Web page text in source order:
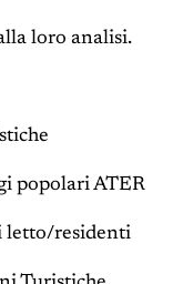
loro analisi.
popolari ATER
letto/residenti